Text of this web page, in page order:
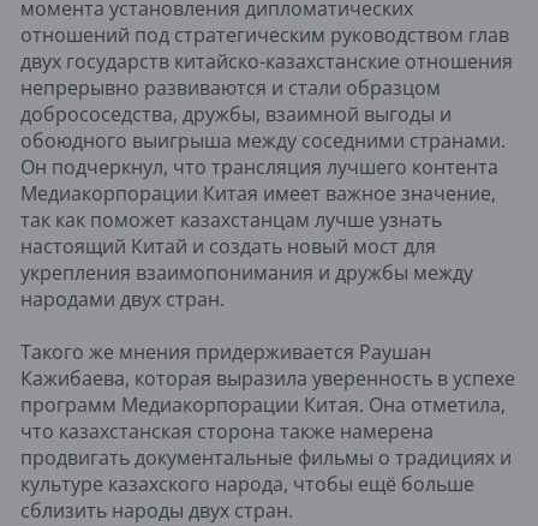
момента установления дипломатических
отношений под стратегическим руководством глав
двух государств китайско-казахстанские отношения
непрерывно развиваются и стали образцом
добрососедства, дружбы, взаимной выгоды и
обоюдного выигрыша между соседними странами.
Он подчеркнул, что трансляция лучшего контента
Медиакорпорации Китая имеет важное значение,
так как поможет казахстанцам лучше узнать
настоящий Китай и создать новый мост для
укрепления взаимопонимания и дружбы между
народами двух стран.
Такого же мнения придерживается Раушан
Кажибаева, которая выразила уверенность в успехе
программ Медиакорпорации Китая. Она отметила,
что казахстанская сторона также намерена
продвигать документальные фильмы о традициях и
культуре казахского народа, чтобы ещё больше
сблизить народы двух стран.